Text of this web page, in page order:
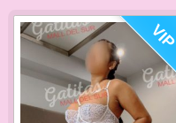
VIP